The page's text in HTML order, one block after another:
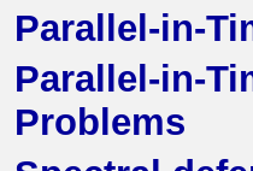
Parallel-in-
Parallel-in-
Problems